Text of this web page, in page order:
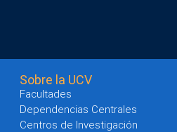
Sobre la UCV
Facultades
Dependencias Centrales
Centros de Investigación